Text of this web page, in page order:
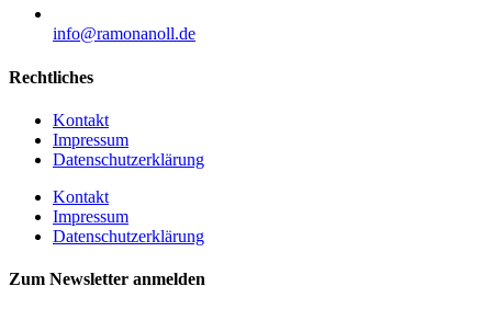
info@ramonanoll.de
Rechtliches
Kontakt
Impressum
Datenschutzerklärung
Kontakt
Impressum
Datenschutzerklärung
Zum Newsletter anmelden